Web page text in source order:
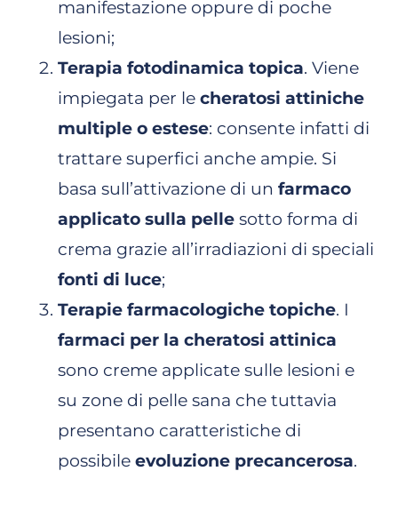
manifestazione oppure di poche
lesioni;
Terapia fotodinamica topica. Viene
impiegata per le cheratosi attiniche
multiple o estese: consente infatti di
trattare superfici anche ampie. Si
basa sull’attivazione di un farmaco
applicato sulla pelle sotto forma di
crema grazie all’irradiazioni di speciali
fonti di luce;
Terapie farmacologiche topiche. I
farmaci per la cheratosi attinica
sono creme applicate sulle lesioni e
su zone di pelle sana che tuttavia
presentano caratteristiche di
possibile evoluzione precancerosa.